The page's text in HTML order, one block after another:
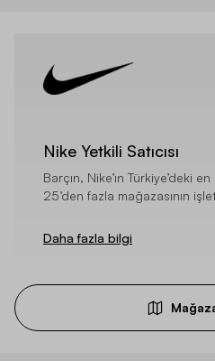
Nike Yetkili Satıcısı
Barçın, Nike’ın Türkiye’deki
25’den fazla mağazasının
Daha fazla bilgi